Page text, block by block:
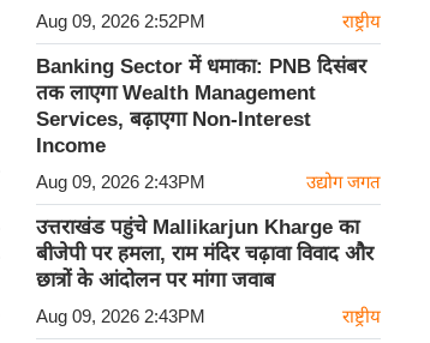
Aug 09, 2026 2:52PM राष्ट्रीय
Banking Sector में धमाका: PNB दिसंबर
तक लाएगा Wealth Management
Services, बढ़ाएगा Non-Interest
Income
Aug 09, 2026 2:43PM उद्योग जगत
उत्तराखंड पहुंचे Mallikarjun Kharge का
बीजेपी पर हमला, राम मंदिर चढ़ावा विवाद और
छात्रों के आंदोलन पर मांगा जवाब
Aug 09, 2026 2:43PM राष्ट्रीय